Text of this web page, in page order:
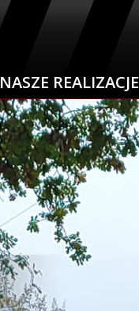
NASZE REALIZACJE